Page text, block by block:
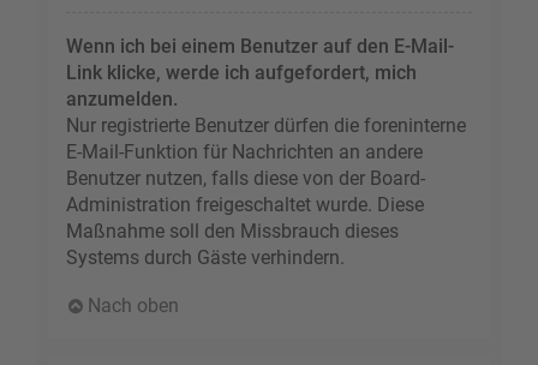
Wenn ich bei einem Benutzer auf den E-Mail-
Link klicke, werde ich aufgefordert, mich
anzumelden.
Nur registrierte Benutzer dürfen die foreninterne
E-Mail-Funktion für Nachrichten an andere
Benutzer nutzen, falls diese von der Board-
Administration freigeschaltet wurde. Diese
Maßnahme soll den Missbrauch dieses
Systems durch Gäste verhindern.
Nach oben